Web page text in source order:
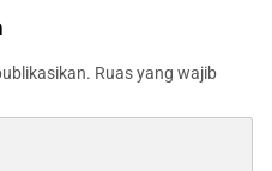
Ruas yang wajib